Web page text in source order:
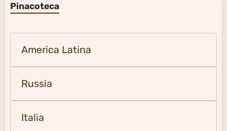
Pinacoteca
America Latina
Russia
Italia